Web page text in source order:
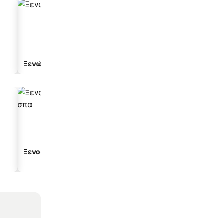
Ξενώνας
Ξενοδοχεία με σπα